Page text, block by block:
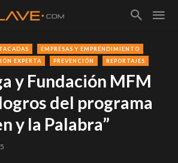
EMPRESAS Y EMPRENDIMIENTO
EXPERTA PREVENCIÓN REPORTAJES
y Fundación MFM
del programa
y la Palabra”